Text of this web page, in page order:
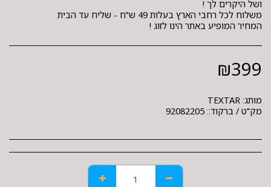
המחיר המופיע באתר הינו לזוג !
₪399
מותג: TEXTAR
מק"ט / ברקוד:: 92082205